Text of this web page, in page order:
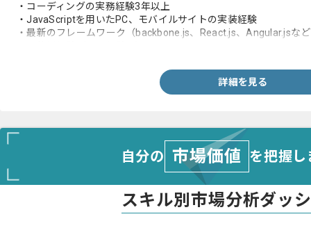
・コーディングの実務経験3年以上
・JavaScriptを用いたPC、モバイルサイトの実装経験
・最新のフレームワーク（backbone.js、React.js、Angular.jsな
詳細を見る
自分の 市場価値 を把握
スキル別市場分析ダッ